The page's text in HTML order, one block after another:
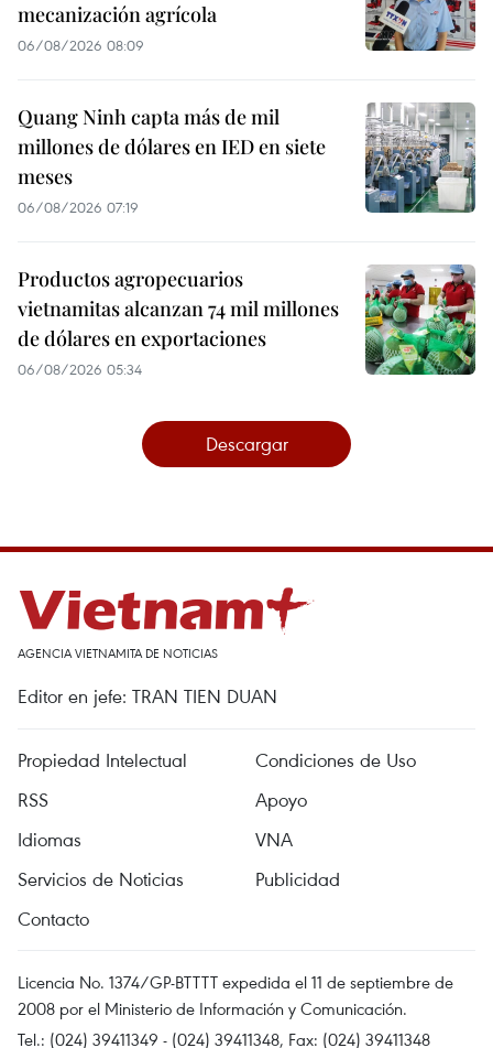
mecanización agrícola
06/08/2026 08:09
Quang Ninh capta más de mil
millones de dólares en IED en siete
meses
06/08/2026 07:19
Productos agropecuarios
vietnamitas alcanzan 74 mil millones
de dólares en exportaciones
06/08/2026 05:34
Descargar
AGENCIA VIETNAMITA DE NOTICIAS
Editor en jefe: TRAN TIEN DUAN
Propiedad Intelectual
Condiciones de Uso
RSS
Apoyo
Idiomas
VNA
Servicios de Noticias
Publicidad
Contacto
Licencia No. 1374/GP-BTTTT expedida el 11 de septiembre de
2008 por el Ministerio de Información y Comunicación.
Tel.: (024) 39411349 - (024) 39411348, Fax: (024) 39411348